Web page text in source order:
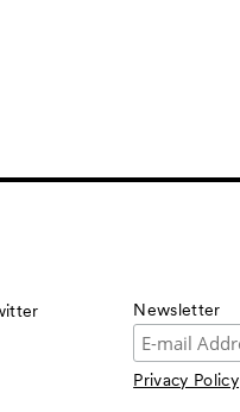
Newsletter
Privacy Policy